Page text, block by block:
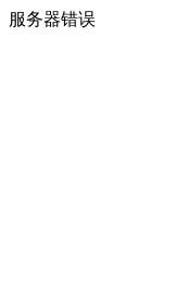
服务器错误